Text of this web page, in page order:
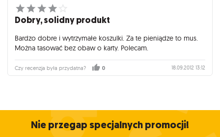
Dobry, solidny produkt
Bardzo dobre i wytrzymałe koszulki. Za te pieniądze to mus.
Można tasować bez obaw o karty. Polecam.
Czy recenzja była przydatna? 0 18.09.2012 13:12
Nie przegap specjalnych promocji!